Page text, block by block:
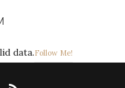
data.Follow Me!